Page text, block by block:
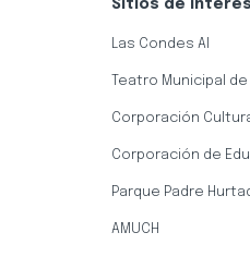
Sitios de interés
Las Condes AI
Teatro Municipal
Corporación
Corporación de
Parque Padre
AMUCH